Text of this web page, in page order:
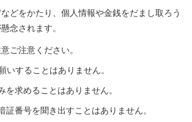
どをかたり、個人情報や金銭をだまし取ろう
念されます。
ご注意ください。
いすることはありません。
を求めることはありません。
証番号を聞き出すことはありません。